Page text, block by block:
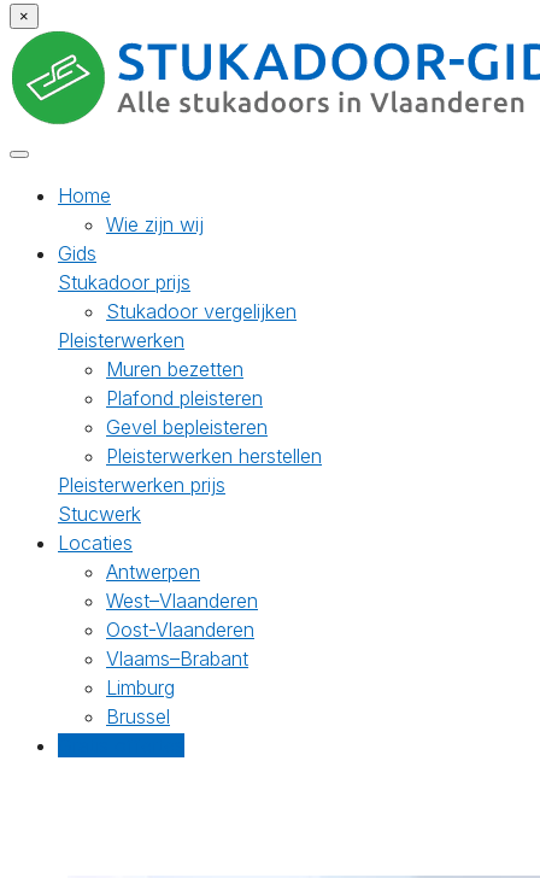
×
Home
Wie zijn wij
Gids
Stukadoor prijs
Stukadoor vergelijken
Pleisterwerken
Muren bezetten
Plafond pleisteren
Gevel bepleisteren
Pleisterwerken herstellen
Pleisterwerken prijs
Stucwerk
Locaties
Antwerpen
West–Vlaanderen
Oost-Vlaanderen
Vlaams–Brabant
Limburg
Brussel